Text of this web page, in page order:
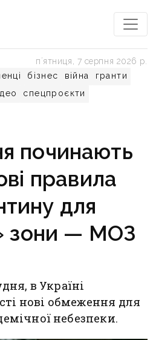
бізнес війна
гранти
спецпроєкти
пʼятниця, 7 серпня 2026 р.
починають
правила
для
зони — МОЗ
в Україні
нові обмеження для
небезпеки.